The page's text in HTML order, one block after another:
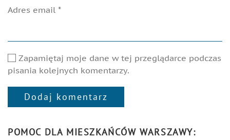
Adres email *
Zapamiętaj moje dane w tej przeglądarce podczas
pisania kolejnych komentarzy.
Dodaj komentarz
POMOC DLA MIESZKAŃCÓW WARSZAWY: